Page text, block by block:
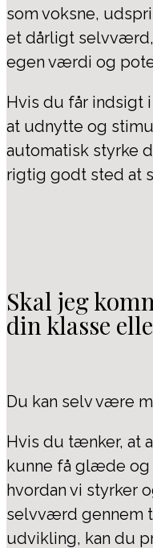
som voksne,
et dårligt selvværd,
egen værdi og
Hvis du får indsigt
at udnytte og
automatisk styrke
rigtig godt sted at
Skal jeg
din klasse
Du kan selv være
Hvis du tænker, at
kunne få glæde og
hvordan vi styrker
selvværd gennem
udvikling, kan du